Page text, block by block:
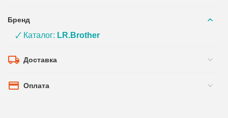
Бренд
🗸 Каталог: LR.Brother
Доставка
Оплата